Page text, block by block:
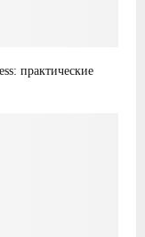
практические